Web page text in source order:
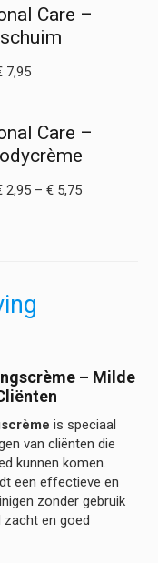
€ 9,95
Care –
7,95
Care –
2,95 – €5,75Prijsklasse:
– Milde
is speciaal
van cliënten die
kunnen komen.
een effectieve en
zonder gebruik
zacht en goed